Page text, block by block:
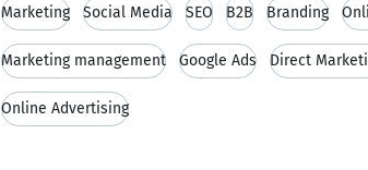
Marketing Social Media SEO B2B Branding
Marketing management Google Ads Direct
Online Advertising